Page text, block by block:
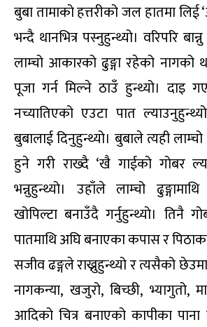
बुबा तामाको हत्तरीको जल हातमा लिई
भन्दै थानभित्र पस्नुहुन्थ्यो। वरिपरि
लाम्चो आकारको ढुङ्गा रहेको नागको
पूजा गर्न मिल्ने ठाउँ हुन्थ्यो। दाइ
नच्यातिएको एउटा पात
बुबालाई दिनुहुन्थ्यो। बुबाले त्यही
हुने गरी राख्दै ‘खै गाईको गोबर
भन्नुहुन्थ्यो। उहाँले लाम्चो
खोपिल्टा बनाउँदै गर्नुहुन्थ्यो। तिनै
पातमाथि अघि बनाएका कपास र
सजीव ढङ्गले राख्नुहुन्थ्यो र त्यसैको
नागकन्या, खजुरो, बिच्छी, भ्यागुतो,
आदिको चित्र बनाएको कापीका पाना